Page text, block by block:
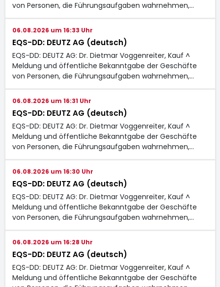
von Personen, die Führungsaufgaben wahrnehmen,…
06.08.2026 um 16:33 Uhr
EQS-DD: DEUTZ AG (deutsch)
EQS-DD: DEUTZ AG: Dr. Dietmar Voggenreiter, Kauf ^
Meldung und öffentliche Bekanntgabe der Geschäfte
von Personen, die Führungsaufgaben wahrnehmen,…
06.08.2026 um 16:31 Uhr
EQS-DD: DEUTZ AG (deutsch)
EQS-DD: DEUTZ AG: Dr. Dietmar Voggenreiter, Kauf ^
Meldung und öffentliche Bekanntgabe der Geschäfte
von Personen, die Führungsaufgaben wahrnehmen,…
06.08.2026 um 16:30 Uhr
EQS-DD: DEUTZ AG (deutsch)
EQS-DD: DEUTZ AG: Dr. Dietmar Voggenreiter, Kauf ^
Meldung und öffentliche Bekanntgabe der Geschäfte
von Personen, die Führungsaufgaben wahrnehmen,…
06.08.2026 um 16:28 Uhr
EQS-DD: DEUTZ AG (deutsch)
EQS-DD: DEUTZ AG: Dr. Dietmar Voggenreiter, Kauf ^
Meldung und öffentliche Bekanntgabe der Geschäfte